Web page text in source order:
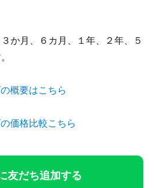
か月、６カ月、１年、２年、５
概要はこちら
価格比較こちら
友だち追加する